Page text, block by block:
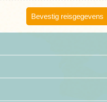
Bevestig reisgegevens